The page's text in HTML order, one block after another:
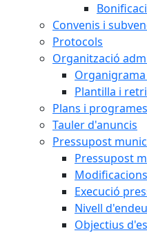
Convenis i
Protocols
Organització
Plantilla i
Plans i programes
Tauler d'anuncis
Pressupost
Pressupost
Execució
Nivell
Objectius